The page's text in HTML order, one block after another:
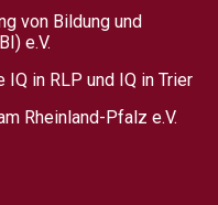
von Bildung und
e.V.
in RLP und IQ in Trier
Rheinland-Pfalz e.V.